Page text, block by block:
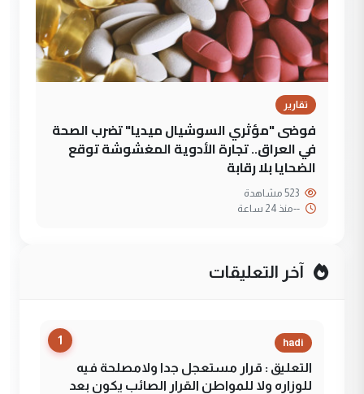
تقارير
فوضى "مؤثري السوشيال ميديا" تضرب الصحة
في العراق.. تجارة الأدوية المغشوشة توقع
الضحايا بلا رقابة
--منذ 24 ساعة
آخر التعليقات
1 hadi
التعليق : قرار مستعجل جدا ولامصلحة فيه
للوزاره ولا للمواطن القرار الصائب يكون بعد